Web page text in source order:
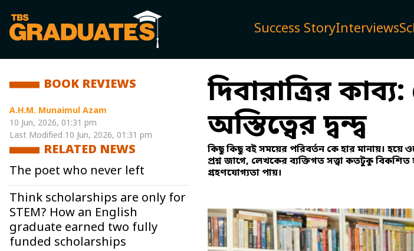
Success StoryInterviews
BOOK REVIEWS
A.H.M. Munaimul Azam
10 Jun, 2026, 01:31 pm
Last Modified 10 Jun, 2026, 01:31 pm
RELATED NEWS
The poet who never left
Think scholarships are only for
STEM? How an English
graduate earned two fully
funded scholarships
দিবারাত্রির
অস্তিত্বের দ্বন্দ্ব
কিছু কিছু বই সময়ের পরিবর্তন কে হার মানায়। হয়ে
প্রশ্ন জাগে, লেখকের ব্যক্তিগত সত্ত্বা কতটুকু
গ্রহণযোগ্যতা পায়।